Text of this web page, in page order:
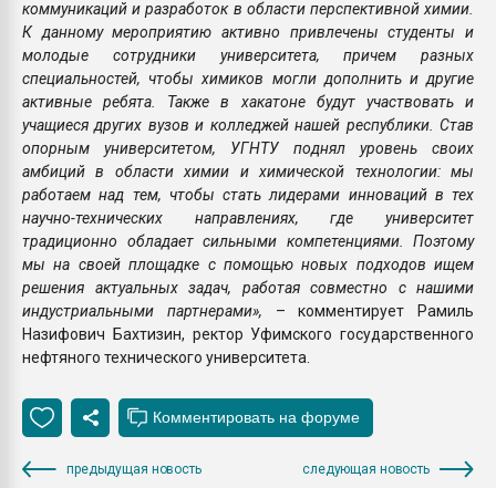
коммуникаций и разработок в области перспективной химии.
К данному мероприятию активно привлечены студенты и
молодые сотрудники университета, причем разных
специальностей, чтобы химиков могли дополнить и другие
активные ребята. Также в хакатоне будут участвовать и
учащиеся других вузов и колледжей нашей республики. Став
опорным университетом, УГНТУ поднял уровень своих
амбиций в области химии и химической технологии: мы
работаем над тем, чтобы стать лидерами инноваций в тех
научно-технических направлениях, где университет
традиционно обладает сильными компетенциями. Поэтому
мы на своей площадке с помощью новых подходов ищем
решения актуальных задач, работая совместно с нашими
индустриальными партнерами», – комментирует Рамиль
Назифович Бахтизин, ректор Уфимского государственного
нефтяного технического университета.
предыдущая новость следующая новость